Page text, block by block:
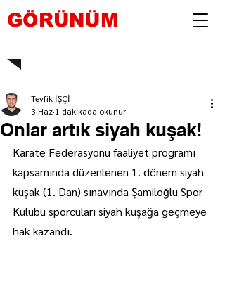
GÖRÜNÜM
Onlar artık siyah kuşak!
Tevfik İŞÇİ
3 Haz 1 dakikada okunur
Karate Federasyonu faaliyet programı
kapsamında düzenlenen 1. dönem siyah
kuşak (1. Dan) sınavında Şamiloğlu Spor
Kulübü sporcuları siyah kuşağa geçmeye
hak kazandı.